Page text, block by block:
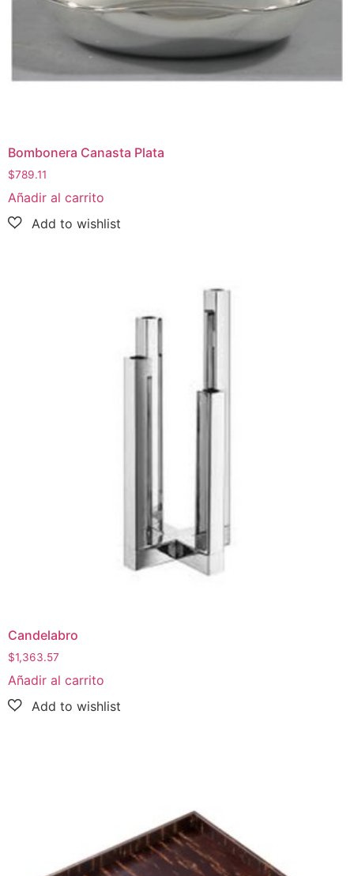
Bombonera Canasta Plata
$789.11
Añadir al carrito
Candelabro
$1,363.57
Añadir al carrito